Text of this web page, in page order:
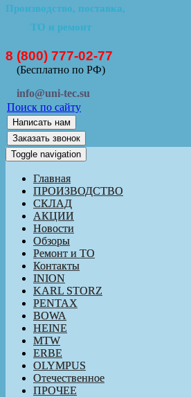
Производство, поставка,
ТО и ремонт
8 (800) 777-02-77
(Бесплатно по РФ)
info@uni-tec.su
Поиск по сайту
Написать нам
Заказать звонок
Toggle navigation
Главная
ПРОИЗВОДСТВО
СКЛАД
АКЦИИ
Новости
Обзоры
Ремонт и ТО
Контакты
INION
KARL STORZ
PENTAX
BOWA
HEINE
MTW
ERBE
OLYMPUS
Отечественное
ПРОЧЕЕ